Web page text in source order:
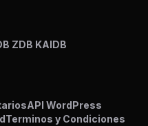
ZDB KAIDB
API WordPress
Terminos y Condiciones